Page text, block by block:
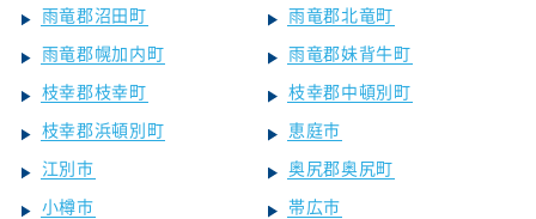
雨竜郡沼田町
雨竜郡北竜町
雨竜郡幌加内町
雨竜郡妹背牛町
枝幸郡枝幸町
枝幸郡中頓別町
枝幸郡浜頓別町
恵庭市
江別市
奥尻郡奥尻町
小樽市
帯広市